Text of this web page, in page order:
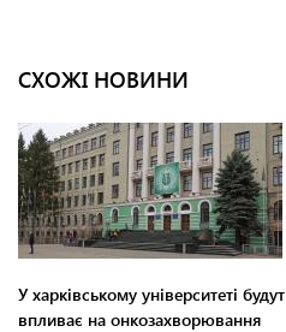
СХОЖІ НОВИНИ
У харківському університеті
впливає на онкозахворювання